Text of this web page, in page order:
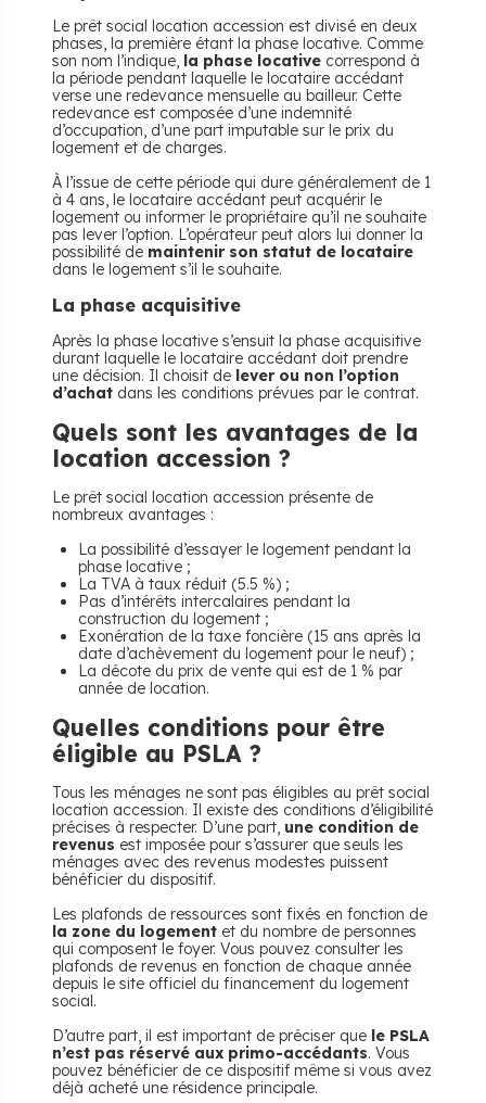
Le prêt social location accession est divisé en deux
phases, la première étant la phase locative. Comme
son nom l’indique, la phase locative correspond à
la période pendant laquelle le locataire accédant
verse une redevance mensuelle au bailleur. Cette
redevance est composée d’une indemnité
d’occupation, d’une part imputable sur le prix du
logement et de charges.
À l’issue de cette période qui dure généralement de 1
à 4 ans, le locataire accédant peut acquérir le
logement ou informer le propriétaire qu’il ne souhaite
pas lever l’option. L’opérateur peut alors lui donner la
possibilité de maintenir son statut de locataire
dans le logement s’il le souhaite.
La phase acquisitive
Après la phase locative s’ensuit la phase acquisitive
durant laquelle le locataire accédant doit prendre
une décision. Il choisit de lever ou non l’option
d’achat dans les conditions prévues par le contrat.
Quels sont les avantages de la
location accession ?
Le prêt social location accession présente de
nombreux avantages :
La possibilité d’essayer le logement pendant la
phase locative ;
La TVA à taux réduit (5.5 %) ;
Pas d’intérêts intercalaires pendant la
construction du logement ;
Exonération de la taxe foncière (15 ans après la
date d’achèvement du logement pour le neuf) ;
La décote du prix de vente qui est de 1 % par
année de location.
Quelles conditions pour être
éligible au PSLA ?
Tous les ménages ne sont pas éligibles au prêt social
location accession. Il existe des conditions d’éligibilité
précises à respecter. D’une part, une condition de
revenus est imposée pour s’assurer que seuls les
ménages avec des revenus modestes puissent
bénéficier du dispositif.
Les plafonds de ressources sont fixés en fonction de
la zone du logement et du nombre de personnes
qui composent le foyer. Vous pouvez consulter les
plafonds de revenus en fonction de chaque année
depuis le site officiel du financement du logement
social.
D’autre part, il est important de préciser que le PSLA
n’est pas réservé aux primo-accédants. Vous
pouvez bénéficier de ce dispositif même si vous avez
déjà acheté une résidence principale.